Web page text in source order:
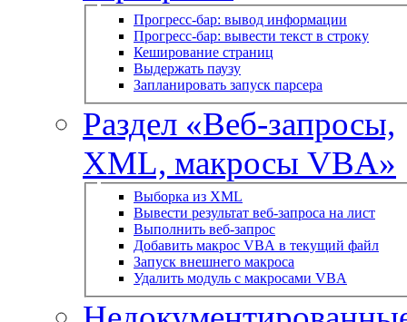
Прогресс-бар: вывод информации
Прогресс-бар: вывести текст в строку
Кеширование страниц
Выдержать паузу
Запланировать запуск парсера
Раздел «Веб-запросы,
XML, макросы VBA»
Выборка из XML
Вывести результат веб-запроса на лист
Выполнить веб-запрос
Добавить макрос VBA в текущий файл
Запуск внешнего макроса
Удалить модуль с макросами VBA